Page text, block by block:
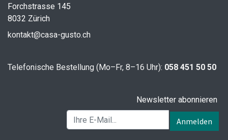
Forchstrasse 145
8032 Zürich
kontakt@casa-gusto.ch
Telefonische Bestellung (Mo–Fr, 8–16 Uhr): 058 451 50 50
Newsletter abonnieren
Anmelden